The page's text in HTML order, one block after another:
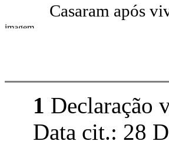
Casaram após
1 Declaração
Data cit.: 28